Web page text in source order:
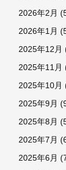
2026年2月
2026年1月
2025年12月
2025年11月
2025年10月
2025年9月
2025年8月
2025年7月
2025年6月